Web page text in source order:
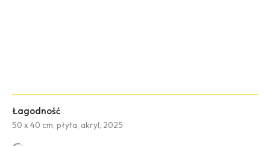
Łagodność
50 x 40 cm, płyta, akryl, 2025